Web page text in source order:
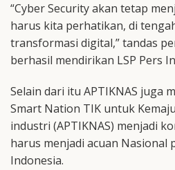
“Cyber Security akan tetap
harus kita perhatikan, di
transformasi digital,” tandas
berhasil mendirikan LSP Pers
Selain dari itu APTIKNAS juga
Smart Nation TIK untuk
industri (APTIKNAS) menjadi
harus menjadi acuan Nasional
Indonesia.